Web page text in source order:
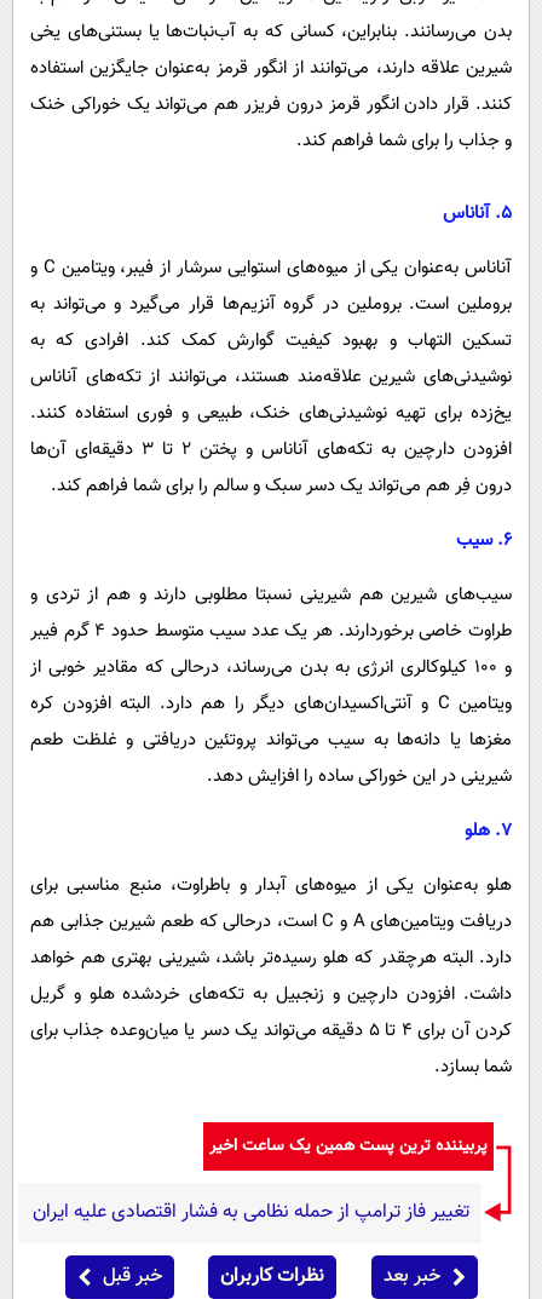
بدن می‌رسانند. بنابراین، کسانی که به آب‌نبات‌ها یا بستنی‌های یخی
شیرین علاقه دارند، می‌توانند از انگور قرمز به‌عنوان جایگزین استفاده
کنند. قرار دادن انگور قرمز درون فریزر هم می‌تواند یک خوراکی خنک
و جذاب را برای شما فراهم کند.
۵. آناناس
آناناس به‌عنوان یکی از میوه‌های استوایی سرشار از فیبر، ویتامین C و
بروملین است. بروملین در گروه آنزیم‌ها قرار می‌گیرد و می‌تواند به
تسکین التهاب و بهبود کیفیت گوارش کمک کند. افرادی که به
نوشیدنی‌های شیرین علاقه‌مند هستند، می‌توانند از تکه‌های آناناس
یخ‌زده برای تهیه نوشیدنی‌های خنک، طبیعی و فوری استفاده کنند.
افزودن دارچین به تکه‌های آناناس و پختن ۲ تا ۳ دقیقه‌ای آن‌ها
درون فِر هم می‌تواند یک دسر سبک و سالم را برای شما فراهم کند.
۶. سیب
سیب‌های شیرین هم شیرینی نسبتا مطلوبی دارند و هم از تردی و
طراوت خاصی برخوردارند. هر یک عدد سیب متوسط حدود ۴ گرم فیبر
و ۱۰۰ کیلوکالری انرژی به بدن می‌رساند، درحالی که مقادیر خوبی از
ویتامین C و آنتی‌اکسیدان‌های دیگر را هم دارد. البته افزودن کره
مغز‌ها یا دانه‌ها به سیب می‌تواند پروتئین دریافتی و غلظت طعم
شیرینی در این خوراکی ساده را افزایش دهد.
۷. هلو
هلو به‌عنوان یکی از میوه‌های آبدار و باطراوت، منبع مناسبی برای
دریافت ویتامین‌های A و C است، درحالی که طعم شیرین جذابی هم
دارد. البته هرچقدر که هلو رسیده‌تر باشد، شیرینی بهتری هم خواهد
داشت. افزودن دارچین و زنجبیل به تکه‌های خردشده هلو و گریل
کردن آن برای ۴ تا ۵ دقیقه می‌تواند یک دسر یا میان‌وعده جذاب برای
شما بسازد.
پربیننده ترین پست همین یک ساعت اخیر
تغییر فاز ترامپ از حمله نظامی به فشار اقتصادی علیه ایران
خبر بعد نظرات کاربران خبر قبل